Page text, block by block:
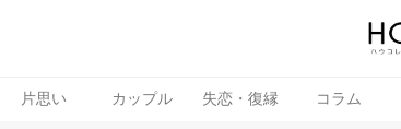
片思い カップル 失恋・復縁 コラム